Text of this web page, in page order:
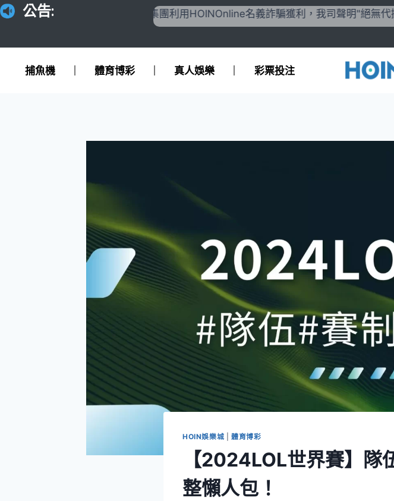
公告:
重要公告】近期詐騙集團利用HOINOnline名義詐騙獲利，我司聲明"絕無代操服務也
捕魚機 體育博彩 真人娛樂 彩票投注
HOIN娛樂城 體育博彩
【2024LOL世界賽】隊
整懶人包！